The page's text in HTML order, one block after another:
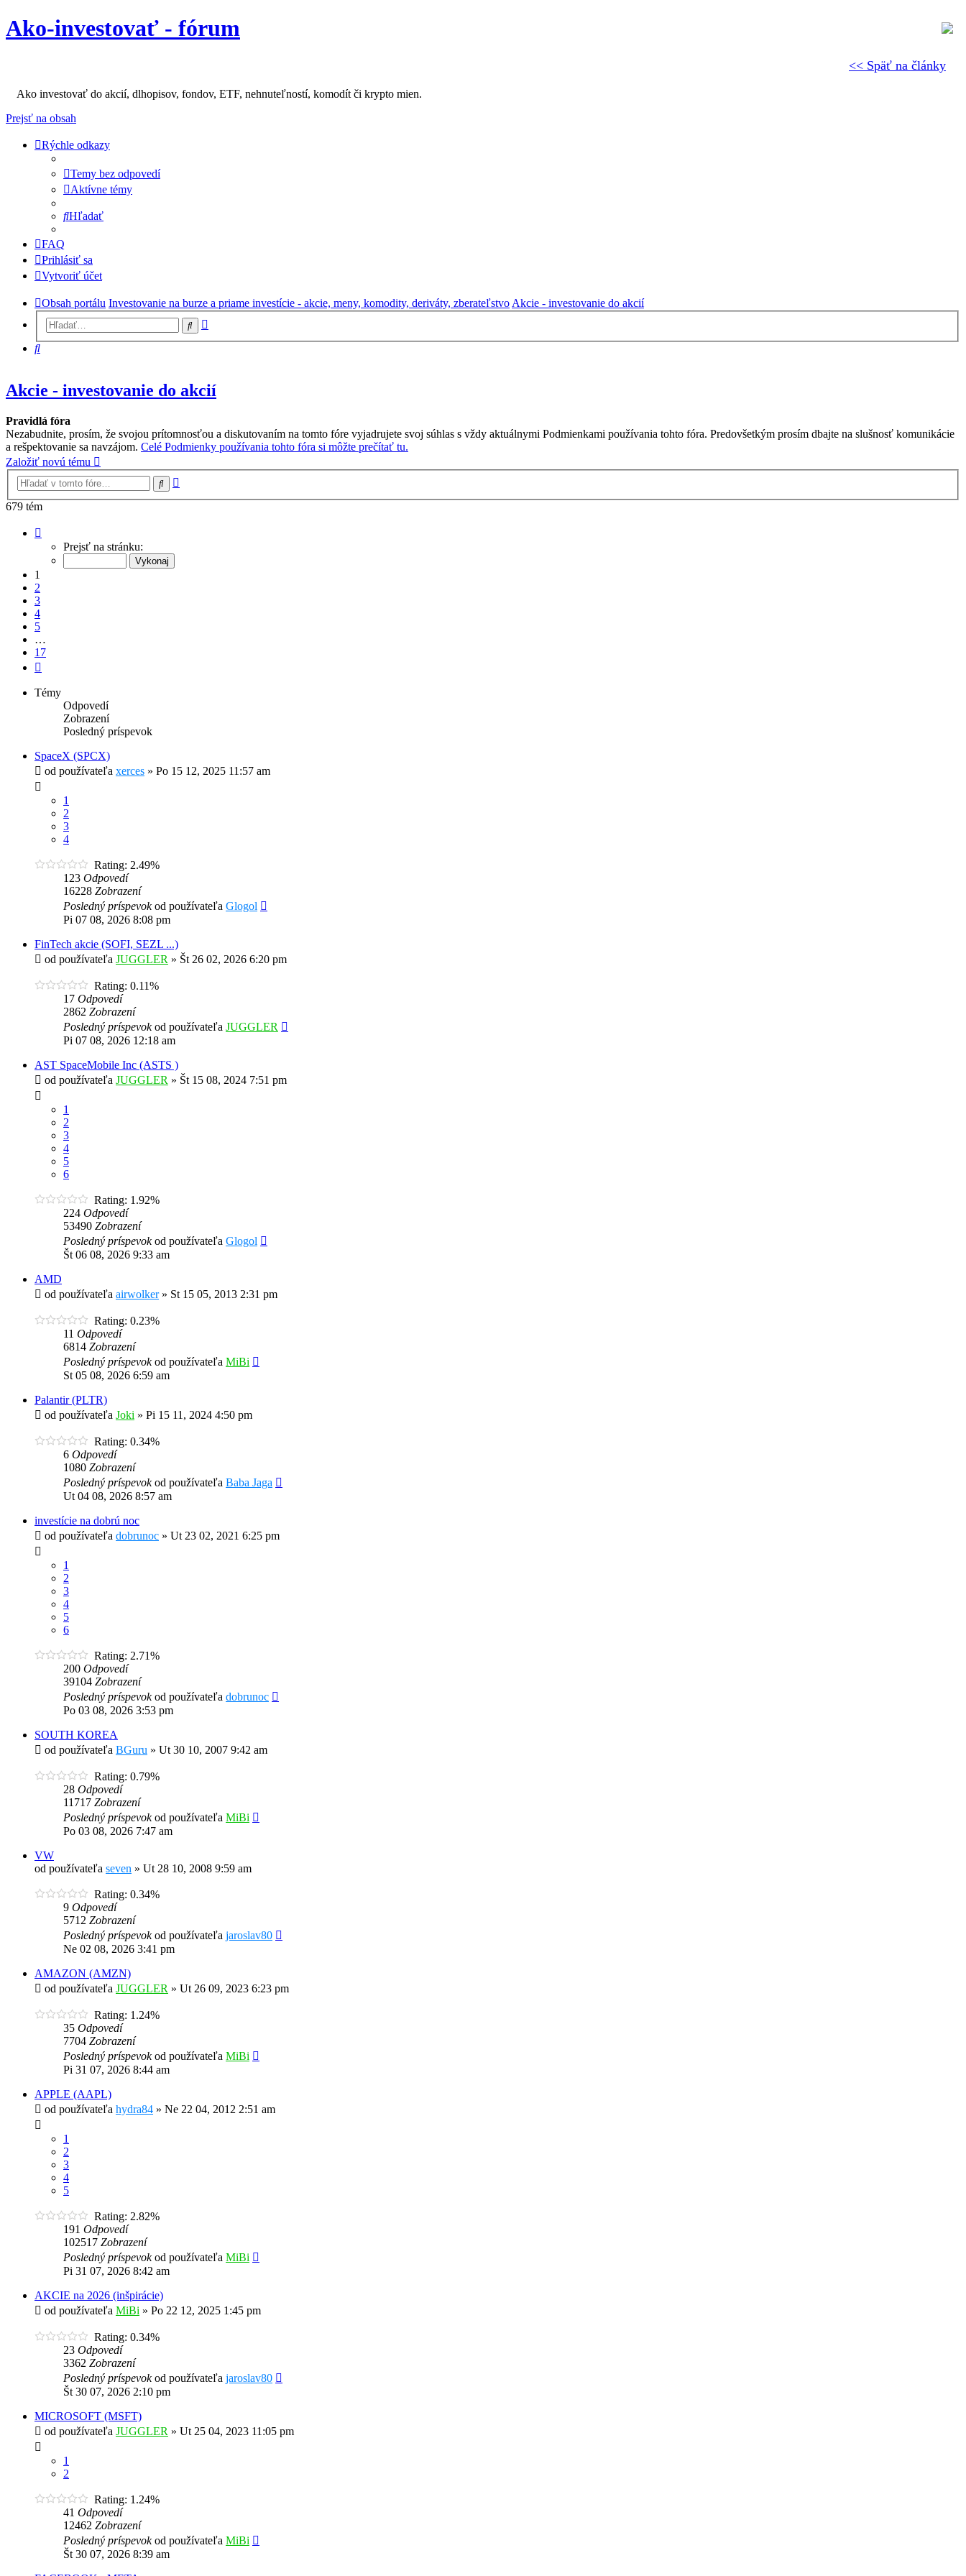
<< Späť na články
Ako-investovať - fórum
Ako investovať do akcií, dlhopisov, fondov, ETF, nehnuteľností, komodít či krypto mien.
Prejsť na obsah
Rýchle odkazy
Temy bez odpovedí
Aktívne témy
Hľadať
FAQ
Prihlásiť sa
Vytvoriť účet
Obsah portálu Investovanie na burze a priame investície - akcie, meny, komodity, deriváty, zberateľstvoAkcie - investovanie do akcií
Hľadať
Hľadať
Akcie - investovanie do akcií
Pravidlá fóra
Nezabudnite, prosím, že svojou prítomnosťou a diskutovaním na tomto fóre vyjadrujete svoj súhlas s vždy aktuálnymi Podmienkami používania tohto fóra. Predovšetkým prosím dbajte na slušnosť komunikácie
a rešpektovanie sa navzájom. Celé Podmienky používania tohto fóra si môžte prečítať tu.
Založiť novú tému
Hľadať
679 tém
Prejsť na stránku:
1
2
3
4
5
…
17
Témy
Odpovedí
Zobrazení
Posledný príspevok
SpaceX (SPCX)
od používateľa xerces » Po 15 12, 2025 11:57 am
1
2
3
4
Rating: 2.49%
123 Odpovedí
16228 Zobrazení
Posledný príspevokod používateľa Glogol
Pi 07 08, 2026 8:08 pm
FinTech akcie (SOFI, SEZL ...)
od používateľa JUGGLER » Št 26 02, 2026 6:20 pm
Rating: 0.11%
17 Odpovedí
2862 Zobrazení
Posledný príspevokod používateľa JUGGLER
Pi 07 08, 2026 12:18 am
AST SpaceMobile Inc (ASTS )
od používateľa JUGGLER » Št 15 08, 2024 7:51 pm
1
2
3
4
5
6
Rating: 1.92%
224 Odpovedí
53490 Zobrazení
Posledný príspevokod používateľa Glogol
Št 06 08, 2026 9:33 am
AMD
od používateľa airwolker» St 15 05, 2013 2:31 pm
Rating: 0.23%
11 Odpovedí
6814 Zobrazení
Posledný príspevokod používateľa MiBi
St 05 08, 2026 6:59 am
Palantir (PLTR)
od používateľa Joki » Pi 15 11, 2024 4:50 pm
Rating: 0.34%
6 Odpovedí
1080 Zobrazení
Posledný príspevokod používateľa Baba Jaga
Ut 04 08, 2026 8:57 am
investície na dobrú noc
od používateľa dobrunoc » Ut 23 02, 2021 6:25 pm
1
2
3
4
5
6
Rating: 2.71%
200 Odpovedí
39104 Zobrazení
Posledný príspevokod používateľa dobrunoc
Po 03 08, 2026 3:53 pm
SOUTH KOREA
od používateľa BGuru » Ut 30 10, 2007 9:42 am
Rating: 0.79%
28 Odpovedí
11717 Zobrazení
Posledný príspevokod používateľa MiBi
Po 03 08, 2026 7:47 am
VW
od používateľa seven » Ut 28 10, 2008 9:59 am
Rating: 0.34%
9 Odpovedí
5712 Zobrazení
Posledný príspevokod používateľa jaroslav80
Ne 02 08, 2026 3:41 pm
AMAZON (AMZN)
od používateľa JUGGLER » Ut 26 09, 2023 6:23 pm
Rating: 1.24%
35 Odpovedí
7704 Zobrazení
Posledný príspevokod používateľa MiBi
Pi 31 07, 2026 8:44 am
APPLE (AAPL)
od používateľa hydra84 » Ne 22 04, 2012 2:51 am
1
2
3
4
5
Rating: 2.82%
191 Odpovedí
102517 Zobrazení
Posledný príspevokod používateľa MiBi
Pi 31 07, 2026 8:42 am
AKCIE na 2026 (inšpirácie)
od používateľa MiBi » Po 22 12, 2025 1:45 pm
Rating: 0.34%
23 Odpovedí
3362 Zobrazení
Posledný príspevokod používateľa jaroslav80
Št 30 07, 2026 2:10 pm
MICROSOFT (MSFT)
od používateľa JUGGLER » Ut 25 04, 2023 11:05 pm
1
2
Rating: 1.24%
41 Odpovedí
12462 Zobrazení
Posledný príspevokod používateľa MiBi
Št 30 07, 2026 8:39 am